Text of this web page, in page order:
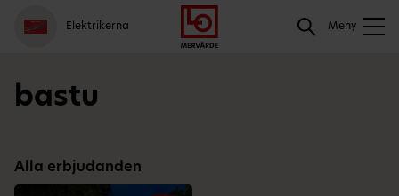
Gå
till
meny
Logga
in
Hoppa
till
innehåll
Elektrikerna Meny
Sök
bastu
Alla erbjudanden